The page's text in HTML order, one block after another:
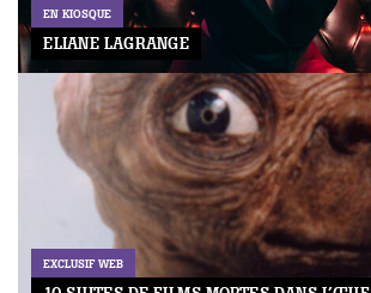
EN KIOSQUE
ELIANE LAGRANGE
EXCLUSIF WEB